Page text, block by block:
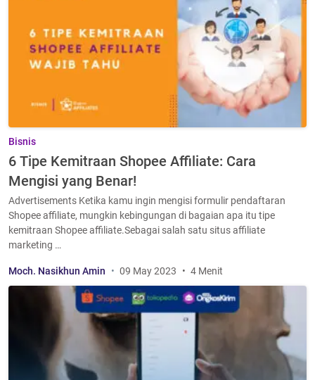
Bisnis
6 Tipe Kemitraan Shopee Affiliate: Cara
Mengisi yang Benar!
Advertisements Ketika kamu ingin mengisi formulir pendaftaran
Shopee affiliate, mungkin kebingungan di bagaian apa itu tipe
kemitraan Shopee affiliate.Sebagai salah satu situs affiliate
marketing …
Moch. Nasikhun Amin 09 May 2023 4 Menit